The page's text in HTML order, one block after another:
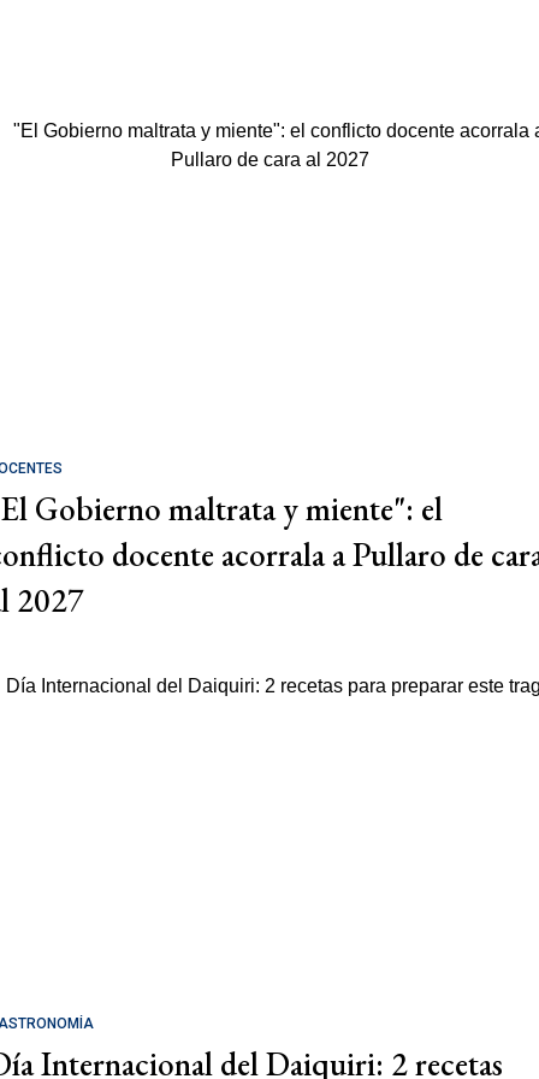
Gobierno maltrata y miente": el
docente acorrala a Pullaro de
2027
Internacional del Daiquiri: 2 recetas